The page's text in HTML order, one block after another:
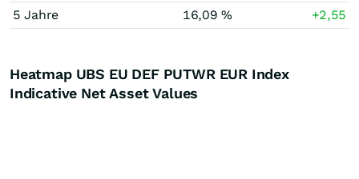
5 Jahre
16,09 % +2,55
Heatmap UBS EU DEF PUTWR EUR Index
Indicative Net Asset Values